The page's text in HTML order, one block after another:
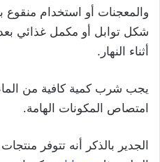
والمعجنات أو استخدام منقوع
شكل توابل أو مكمل غذائي
أثناء النهار.
يجب شرب كمية كافية من الماء
امتصاص المكونات الهامة.
الجدير بالذكر أنه تتوفر